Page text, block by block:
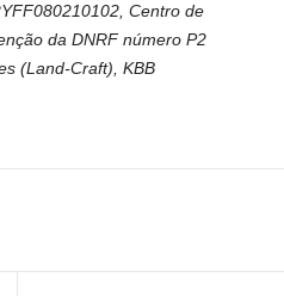
Centro de
da DNRF número P2
(Land-Craft), KBB